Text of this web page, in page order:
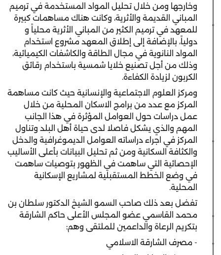
وخارجها ومن خلال تحليل المواد المستخدمة في ترميم
المباني القديمة والأثرية، وكانت هناك مساهمات كبيرة
للمعهد في ترميم الكثير من المباني الأثرية محلياً و
دولياً، بالإضافة إلى إطلاق المعهد مشروع استخدام
المواد النانوية في مجال الطاقة والكاشفات الكيميائية،
وذلك من أجل تصنيع خلايا شمسية باستخدام رقائق
الكربون لزيادة الكفاءة.
ومركز العلوم الاجتماعية والإنسانية حيث كانت مساهمة
المركز مع عدد من برامج الاسكان المحلية من خلال
عمل دراسات حول العوامل المؤثرة في هذا الجانب
المهم والذي يشكل فاصلا لدى حياة أهل البلد وتناول
المركز في اجراء دراساته العوامل الديموغرافية والدخل
والكثافة السكانية ومن ثم تحليل البيانات بأعلى الأساليب
الإحصائية التي ساهمت في الظهور بتوصيات ساهمت
في وضع الخطط المستقبلية لمشاريع الإسكانية
المحلية.
تفضل بعد ذلك صاحب السمو الشيخ الدكتور سلطان بن
محمد القاسمي عضو المجلس الأعلى حاكم الشارقة
بتكريم الرعاة والداعمين للملتقى وهم:
- مصرف الشارقة الاسلامي